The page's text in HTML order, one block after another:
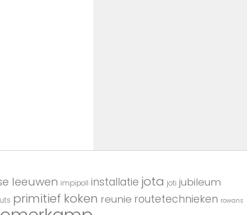
leeuwen impipoll installatie jota joti jubileum
primitief koken reunie routetechnieken rowans